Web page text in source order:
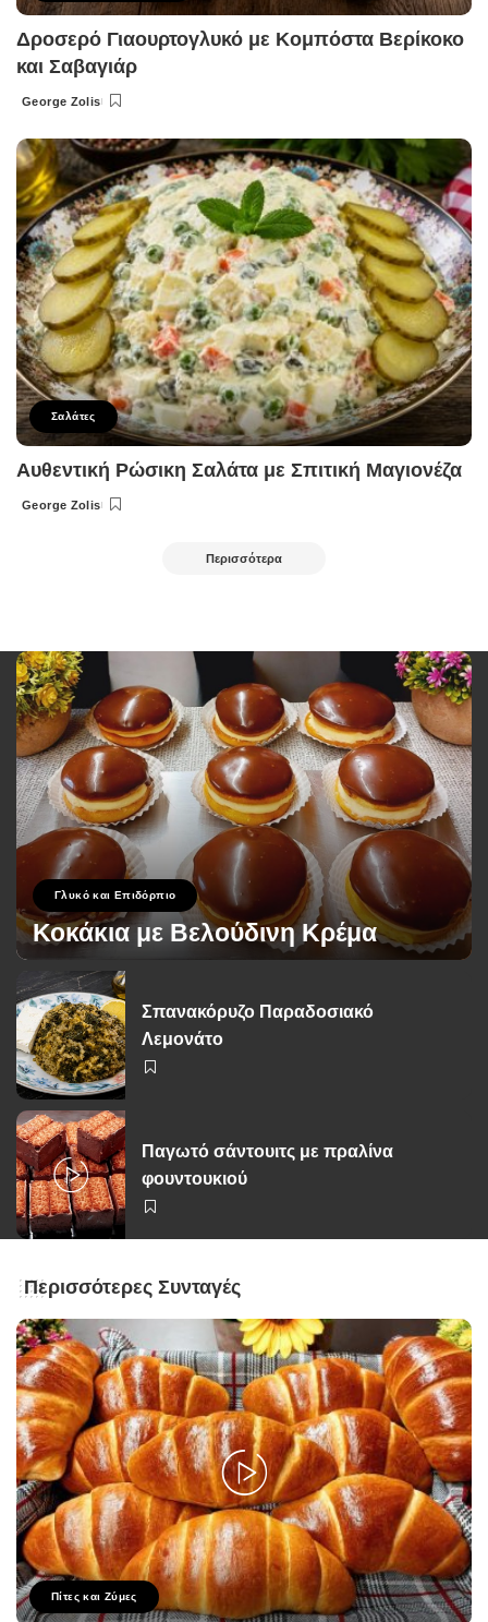
Δροσερό Γιαουρτογλυκό με Κομπόστα Βερίκοκο
και Σαβαγιάρ
Posted
George Zolis
Σαλάτες
Αυθεντική Ρώσικη Σαλάτα με Σπιτική Μαγιονέζα
Posted
George Zolis
Περισσότερα
Γλυκό και Επιδόρπιο
Κοκάκια με Βελούδινη Κρέμα
Posted
by
George Zolis 19 Σεπτεμβρίου 2024
Σπανακόρυζο Παραδοσιακό
Λεμονάτο
Παγωτό σάντουιτς με πραλίνα
φουντουκιού
Περισσότερες Συνταγές
Πίτες και Ζύμες